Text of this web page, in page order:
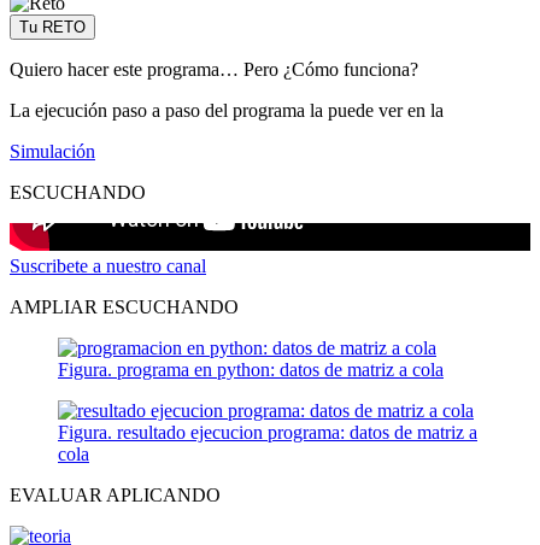
Tu RETO
Quiero hacer este programa… Pero ¿Cómo funciona?
La ejecución paso a paso del programa la puede ver en la
Simulación
ESCUCHANDO
Suscribete a nuestro canal
AMPLIAR ESCUCHANDO
Figura. programa en python: datos de matriz a cola
Figura. resultado ejecucion programa: datos de matriz a
cola
EVALUAR APLICANDO